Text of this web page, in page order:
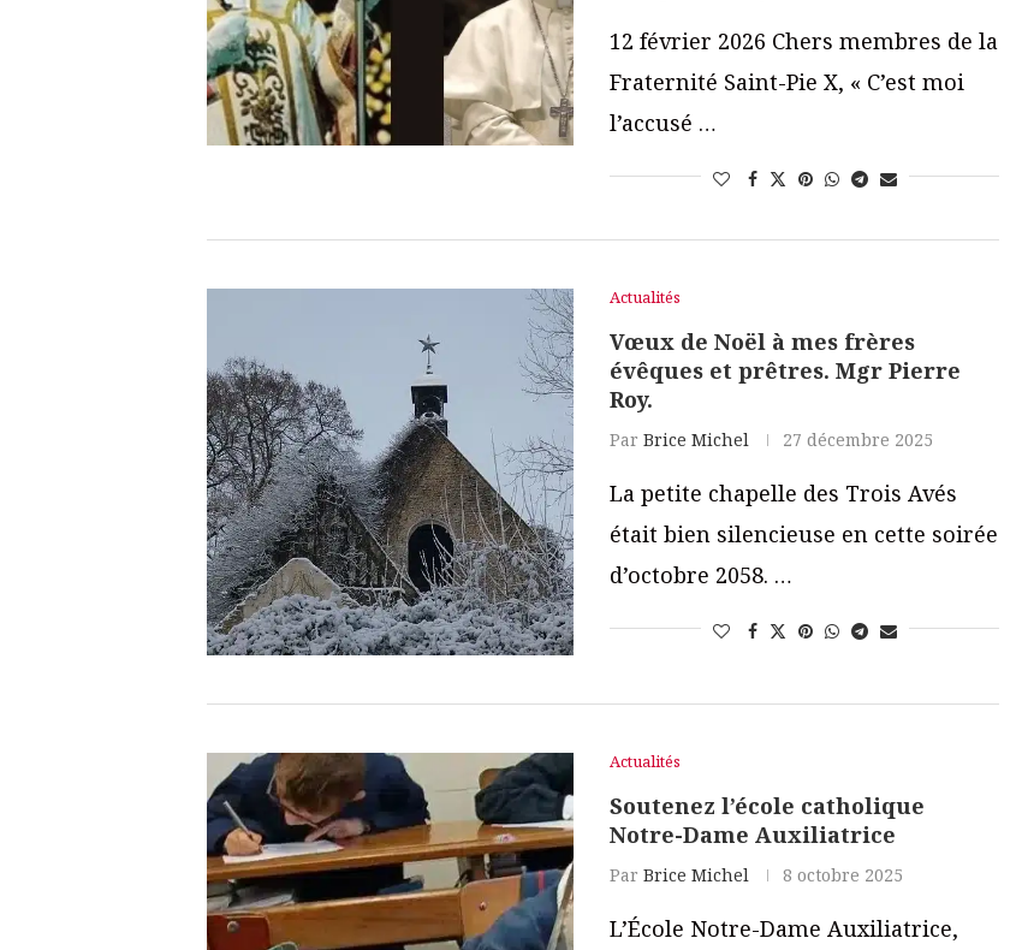
12 février 2026 Chers membres de la
Fraternité Saint-Pie X, « C’est moi
l’accusé …
Actualités
Vœux de Noël à mes frères
évêques et prêtres. Mgr Pierre
Roy.
Par Brice Michel 27 décembre 2025
La petite chapelle des Trois Avés
était bien silencieuse en cette soirée
d’octobre 2058. …
Actualités
Soutenez l’école catholique
Notre-Dame Auxiliatrice
Par Brice Michel 8 octobre 2025
L’École Notre-Dame Auxiliatrice,